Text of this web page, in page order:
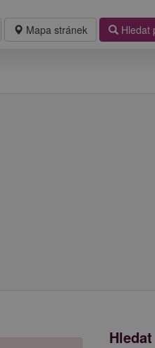
Mapa stránek Hledat